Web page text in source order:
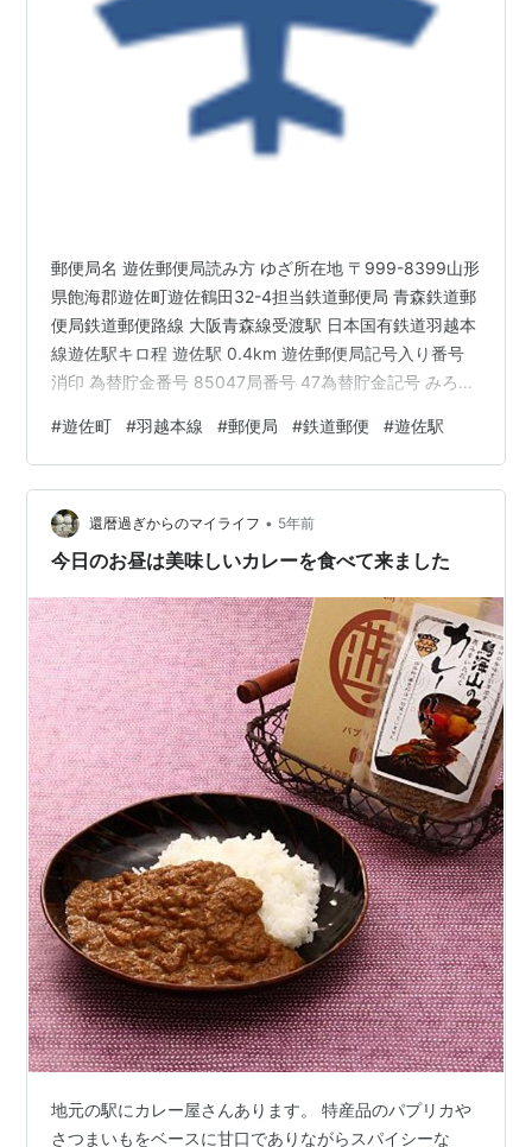
郵便局名 遊佐郵便局読み方 ゆざ所在地 〒999-8399山形
県飽海郡遊佐町遊佐鶴田32-4担当鉄道郵便局 青森鉄道郵
便局鉄道郵便路線 大阪青森線受渡駅 日本国有鉄道羽越本
線遊佐駅キロ程 遊佐駅 0.4km 遊佐郵便局記号入り番号
消印 為替貯金番号 85047局番号 47為替貯金記号 みろろ
集配区域 歴史1889年(明治22)4月1日 遊佐郵便局(三等)と
して設置。 上蕨岡郵便局から貯金業務を継承。1892年
(明治25)3月16日 郵便為替事務取扱開始、但し小為替振
出事務は取り扱わず。1892年(明治25)11月1日 小為替振
出…
#遊佐町 #羽越本線 #郵便局 #鉄道郵便 #遊佐駅
還暦過ぎからのマイライフ • 5年前
今日のお昼は美味しいカレーを食べて来ました
地元の駅にカレー屋さんあります。 特産品のパプリカや
さつまいもをベースに甘口でありながらスパイシーな